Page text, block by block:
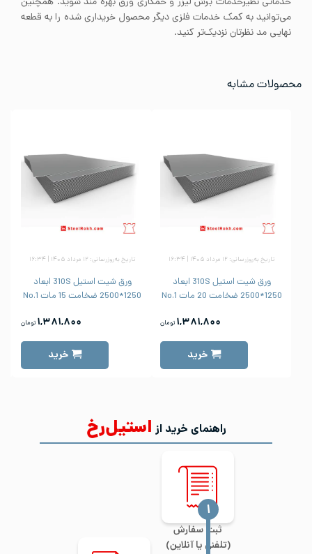
می‌توانید به کمک خدمات فلزی دیگر محصول خریداری شده را به قطعه
نهایی مد نظرتان نزدیک‌تر کنید.
محصولات مشابه
تاریخ به‌روزرسانی: ۱۲ مرداد ۱۴۰۵ | ۱۶:۳۴
ورق شیت استیل 310S ابعاد
1250*2500 ضخامت 20 مات No.1
۱,۳۸۱,۸۰۰ تومان
خرید
تاریخ به‌روزرسانی: ۱۲ مرداد ۱۴۰۵ | ۱۶:۳۴
ورق شیت استیل 310S ابعاد
1250*2500 ضخامت 15 مات No.1
۱,۳۸۱,۸۰۰ تومان
خرید
راهنمای خرید از استیل‌رخ
ثبت سفارش
(تلفنی یا آنلاین)
‍۱